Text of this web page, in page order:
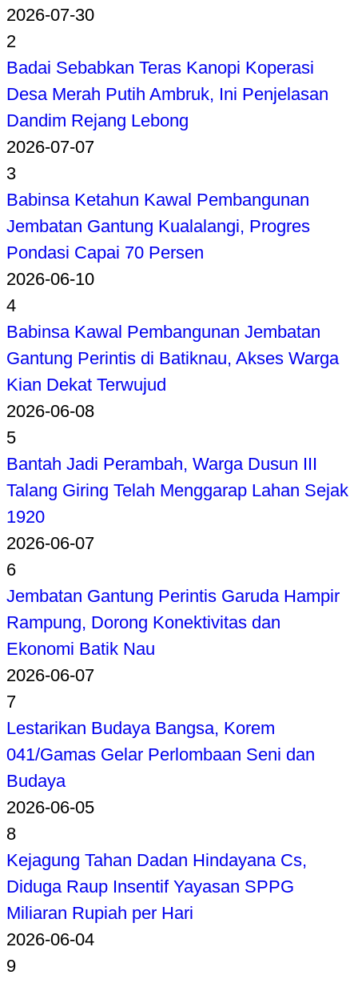
2026-07-30
2
Badai Sebabkan Teras Kanopi Koperasi
Desa Merah Putih Ambruk, Ini Penjelasan
Dandim Rejang Lebong
2026-07-07
3
Babinsa Ketahun Kawal Pembangunan
Jembatan Gantung Kualalangi, Progres
Pondasi Capai 70 Persen
2026-06-10
4
Babinsa Kawal Pembangunan Jembatan
Gantung Perintis di Batiknau, Akses Warga
Kian Dekat Terwujud
2026-06-08
5
Bantah Jadi Perambah, Warga Dusun III
Talang Giring Telah Menggarap Lahan Sejak
1920
2026-06-07
6
Jembatan Gantung Perintis Garuda Hampir
Rampung, Dorong Konektivitas dan
Ekonomi Batik Nau
2026-06-07
7
Lestarikan Budaya Bangsa, Korem
041/Gamas Gelar Perlombaan Seni dan
Budaya
2026-06-05
8
Kejagung Tahan Dadan Hindayana Cs,
Diduga Raup Insentif Yayasan SPPG
Miliaran Rupiah per Hari
2026-06-04
9